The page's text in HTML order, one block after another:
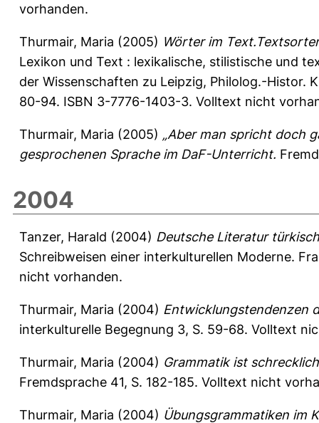
vorhanden.
Thurmair, Maria (2005) Wörter im
Lexikon und Text : lexikalische, stilistische und
der Wissenschaften zu Leipzig, Philolog.-Histor.
80-94. ISBN 3-7776-1403-3. Volltext nicht
Thurmair, Maria (2005) „Aber man spricht doch
gesprochenen Sprache im DaF-Unterricht.
2004
Tanzer, Harald (2004) Deutsche Literatur
Schreibweisen einer interkulturellen Moderne.
nicht vorhanden.
Thurmair, Maria (2004) Entwicklungstendenzen
interkulturelle Begegnung 3, S. 59-68. Volltext
Thurmair, Maria (2004) Grammatik ist
Fremdsprache 41, S. 182-185. Volltext nicht
Thurmair, Maria (2004) Übungsgrammatiken im